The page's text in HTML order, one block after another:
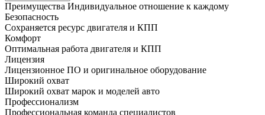
Преимущества Индивидуальное отношение к каждому
Безопасность
Сохраняется ресурс двигателя и КПП
Комфорт
Оптимальная работа двигателя и КПП
Лицензия
Лицензионное ПО и оригинальное оборудование
Широкий охват
Широкий охват марок и моделей авто
Профессионализм
Профессиональная команда специалистов